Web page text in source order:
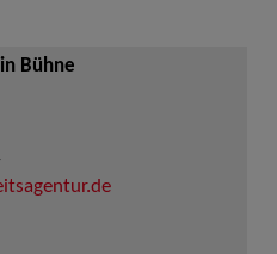
Bühne